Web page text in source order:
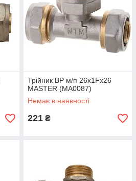
Трійник ВР м/п 26x1Fx26
MASTER (MA0087)
Немає в наявності
221 ₴